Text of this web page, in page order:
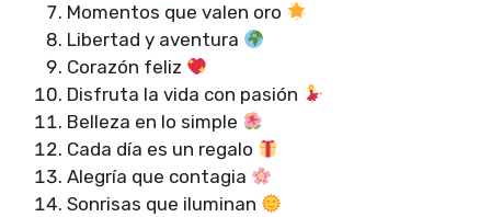
Momentos que valen oro
Libertad y aventura
Corazón feliz
Disfruta la vida con pasión
Belleza en lo simple
Cada día es un regalo
Alegría que contagia
Sonrisas que iluminan